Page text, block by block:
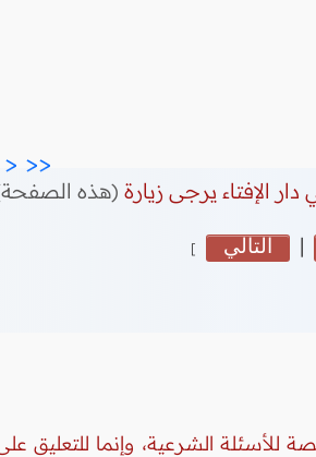
<<
<
الإفتاء يرجى زيارة (هذه
| التالي ]
للأسئلة الشرعية، وإنما للتعليق